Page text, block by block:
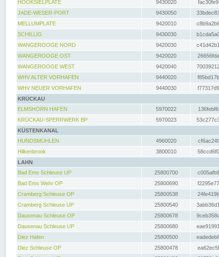
HOOKSIELPLATE
9430020
JADE-WESER-PORT
9430050
MELLUMPLATE
9420010
SCHILLIG
9430030
WANGEROOGE NORD
9420030
WANGEROOGE OST
9420020
WANGEROOGE WEST
9420040
WHV ALTER VORHAFEN
9440020
WHV NEUER VORHAFEN
9440030
KRÜCKAU
ELMSHORN HAFEN
5970022
KRÜCKAU-SPERRWERK BP
5970023
KÜSTENKANAL
HUNDSMÜHLEN
4960020
Hilkenbrook
3800010
LAHN
Bad Ems Schleuse UP
25800700
Bad Ems Wehr OP
25800690
Cramberg Schleuse OP
25800538
Cramberg Schleuse UP
25800540
Dausenau Schleuse OP
25800678
Dausenau Schleuse UP
25800680
Diez Hafen
25800500
Diez Schleuse OP
25800478